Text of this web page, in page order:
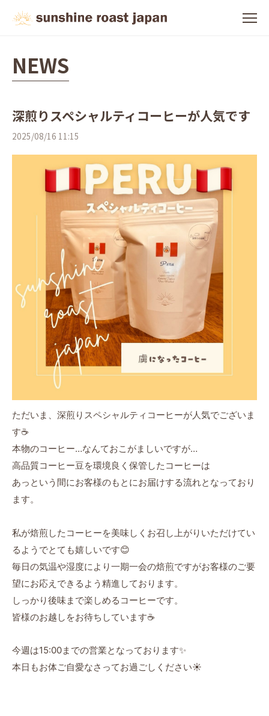
NEWS
深煎りスペシャルティコーヒーが人気です
2025/08/16 11:15
ただいま、深煎りスペシャルティコーヒーが人気でございま
す☕️
本物のコーヒー…なんておこがましいですが…
高品質コーヒー豆を環境良く保管したコーヒーは
あっという間にお客様のもとにお届けする流れとなっており
ます。
私が焙煎したコーヒーを美味しくお召し上がりいただけてい
るようでとても嬉しいです😊
毎日の気温や湿度により一期一会の焙煎ですがお客様のご要
望にお応えできるよう精進しております。
しっかり後味まで楽しめるコーヒーです。
皆様のお越しをお待ちしています☕️
今週は15:00までの営業となっております✨
本日もお体ご自愛なさってお過ごしください☀️